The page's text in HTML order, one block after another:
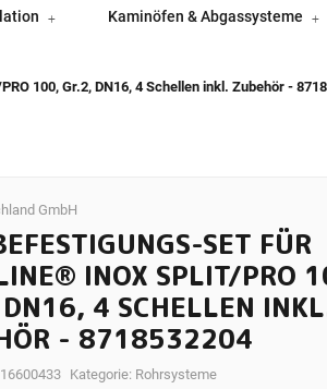
Kaminöfen & Abgassysteme
100, Gr.2, DN16, 4 Schellen inkl. Zubehör -
GmbH
SET FÜR
INOX SPLIT/PRO
4 SCHELLEN
- 8718532204
Kategorie: Rohrsysteme